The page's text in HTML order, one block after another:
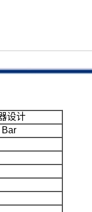
设计
Bar